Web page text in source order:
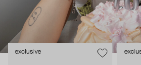
силу, а через точность давления.
exclusive